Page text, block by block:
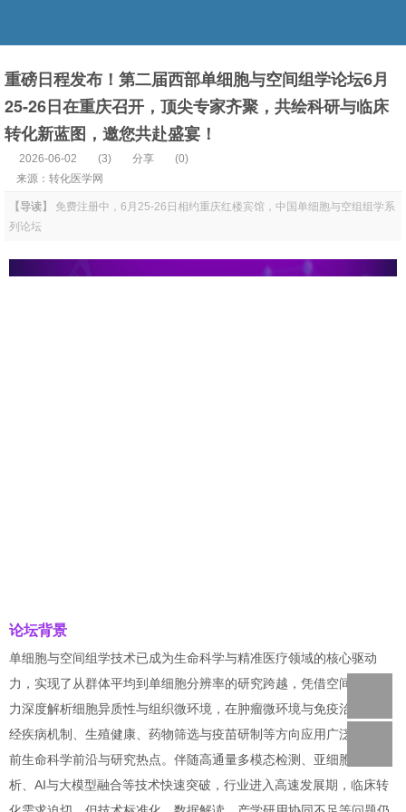
重磅日程发布！第二届西部单细胞与空间组学论坛6月
25-26日在重庆召开，顶尖专家齐聚，共绘科研与临床
转化新蓝图，邀您共赴盛宴！
2026-06-02 (3) 分享
(0)
来源：转化医学网
【导读】
免费注册中，6月25-26日相约重庆红楼宾馆，中国单细胞与空组组学系
列论坛
论坛背景
单细胞与空间组学技术已成为生命科学与精准医疗领域的核心驱动
力，实现了从群体平均到单细胞分辨率的研究跨越，凭借空间定位能
力深度解析细胞异质性与组织微环境，在肿瘤微环境与免疫治疗、神
经疾病机制、生殖健康、药物筛选与疫苗研制等方向应用广泛，是当
前生命科学前沿与研究热点。伴随高通量多模态检测、亚细胞级分
析、AI与大模型融合等技术快速突破，行业进入高速发展期，临床转